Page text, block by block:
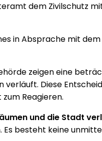
dem Zivilschutz
in Absprache mit
zeigen eine
Diese
Reagieren.
und die Stadt
besteht keine